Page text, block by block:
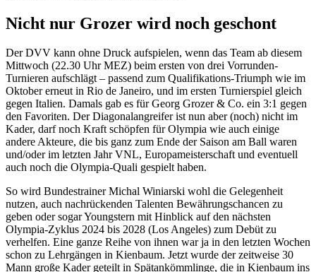
Nicht nur Grozer wird noch geschont
Der DVV kann ohne Druck aufspielen, wenn das Team ab diesem
Mittwoch (22.30 Uhr MEZ) beim ersten von drei Vorrunden-
Turnieren aufschlägt – passend zum Qualifikations-Triumph wie im
Oktober erneut in Rio de Janeiro, und im ersten Turnierspiel gleich
gegen Italien. Damals gab es für Georg Grozer & Co. ein 3:1 gegen
den Favoriten. Der Diagonalangreifer ist nun aber (noch) nicht im
Kader, darf noch Kraft schöpfen für Olympia wie auch einige
andere Akteure, die bis ganz zum Ende der Saison am Ball waren
und/oder im letzten Jahr VNL, Europameisterschaft und eventuell
auch noch die Olympia-Quali gespielt haben.
So wird Bundestrainer Michal Winiarski wohl die Gelegenheit
nutzen, auch nachrückenden Talenten Bewährungschancen zu
geben oder sogar Youngstern mit Hinblick auf den nächsten
Olympia-Zyklus 2024 bis 2028 (Los Angeles) zum Debüt zu
verhelfen. Eine ganze Reihe von ihnen war ja in den letzten Wochen
schon zu Lehrgängen in Kienbaum. Jetzt wurde der zeitweise 30
Mann große Kader geteilt in Spätankömmlinge, die in Kienbaum ins